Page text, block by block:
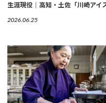
生涯現役｜高知・土佐「川崎アイ
2026.06.25